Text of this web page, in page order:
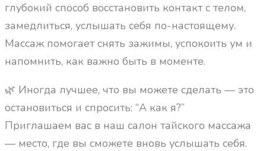
глубокий способ восстановить контакт с телом,
замедлиться, услышать себя по-настоящему.
Массаж помогает снять зажимы, успокоить ум и
напомнить, как важно быть в моменте.
🌿 Иногда лучшее, что вы можете сделать — это
остановиться и спросить: “А как я?”
Приглашаем вас в наш салон тайского массажа
— место, где вы сможете вновь услышать себя.